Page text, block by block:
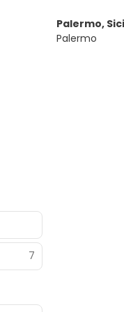
7
Palermo,
Palermo